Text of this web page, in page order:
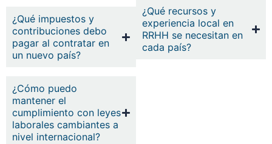
¿Qué impuestos y
contribuciones debo
pagar al contratar en
un nuevo país?
¿Cómo puedo
mantener el
cumplimiento con leyes
laborales cambiantes a
nivel internacional?
¿Qué recursos y
experiencia local en
RRHH se necesitan en
cada país?